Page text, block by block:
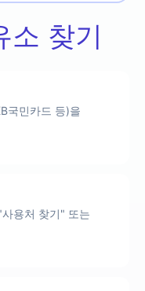
소 찾기
국민카드 등)을
용처 찾기" 또는